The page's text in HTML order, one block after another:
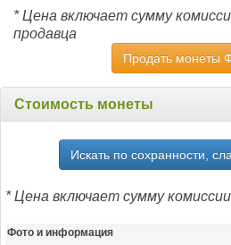
* Цена включает сумму
продавца
Продать монеты
Стоимость монеты
Искать по сохранности,
* Цена включает сумму
Фото и информация